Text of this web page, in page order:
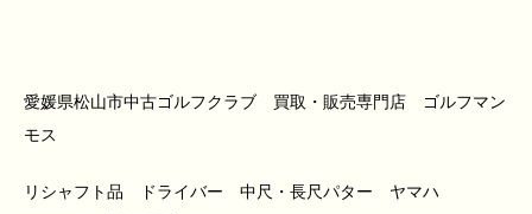
愛媛県松山市中古ゴルフクラブ 買取・販売専門店 ゴルフマン
モス
リシャフト品 ドライバー 中尺・長尺パター ヤマハ